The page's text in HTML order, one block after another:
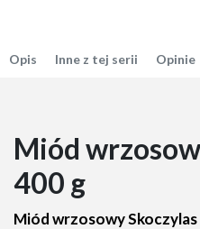
Opis Inne z tej serii Opinie
Miód
400 g
Miód wrzosowy Skoczylas